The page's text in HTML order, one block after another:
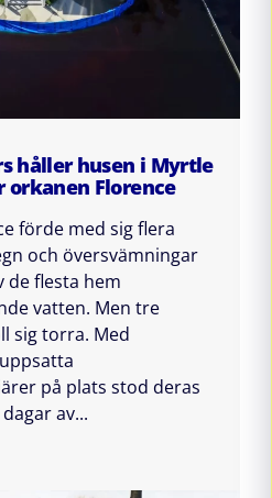
håller husen i Myrtle
orkanen Florence
förde med sig flera
och översvämningar
de flesta hem
vatten. Men tre
sig torra. Med
på plats stod deras
av...